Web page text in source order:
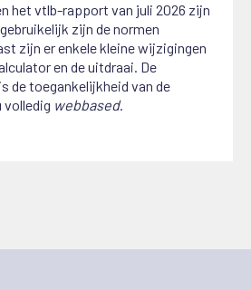
het vtlb-rapport van juli 2026 zijn
zijn de normen
zijn er enkele kleine wijzigingen
en de uitdraai. De
de toegankelijkheid van de
volledig webbased.